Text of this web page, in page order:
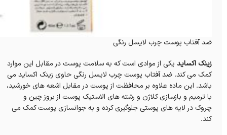
ضد آفتاب پوست چرب لایسل رنگی
زینک اکساید یکی از موادی است که به سلامت پوست در مقابل این موارد
کمک می کند. ضد آفتاب پوست چرب لایسل رنگی حاوی زینک اکساید می
باشد. این ماده علاوه بر محافظت از پوست در مقابل اشعه های خورشید،
با ترمیم و بازسازی کلاژن و رشته های الاستیک پوست از بروز چین و
چروک در لایه های پوستی جلوگیری کرده و به جوانسازی پوست کمک می
کند.